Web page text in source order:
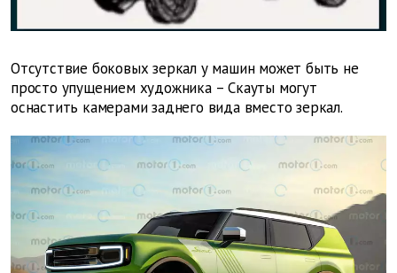
Отсутствие боковых зеркал у машин может быть не
просто упущением художника – Скауты могут
оснастить камерами заднего вида вместо зеркал.